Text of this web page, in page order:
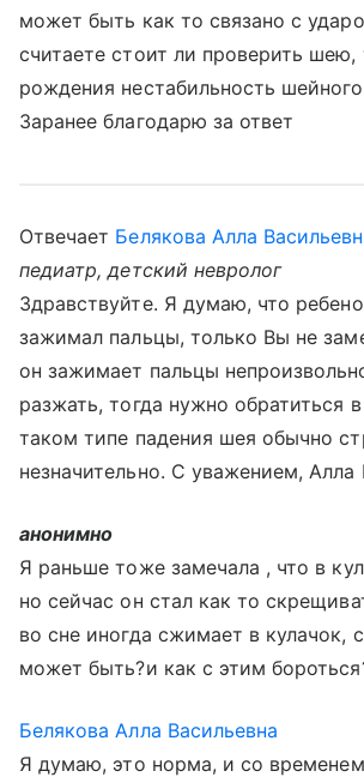
может быть как то связано с
считаете стоит ли проверить шею,
рождения нестабильность
Заранее благодарю за ответ
Отвечает Белякова Алла
педиатр, детский невролог
Здравствуйте. Я думаю, что
зажимал пальцы, только Вы не
он зажимает пальцы
разжать, тогда нужно обратиться
таком типе падения шея обычно
незначительно. С уважением, Алла
анонимно
Я раньше тоже замечала , что в
но сейчас он стал как то
во сне иногда сжимает в кулачок,
может быть?и как с этим
Белякова Алла Васильевна
Я думаю, это норма, и со